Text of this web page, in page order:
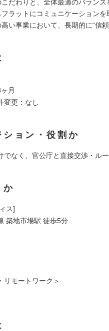
だわりと、全体最適のバランス
ラットにコミュニケーション
い事業において、長期的に“信
月
変更：なし
ション・役割か
でなく、官公庁と直接交渉・ル
か
ス]
築地市場駅 徒歩5分
リモートワーク＞